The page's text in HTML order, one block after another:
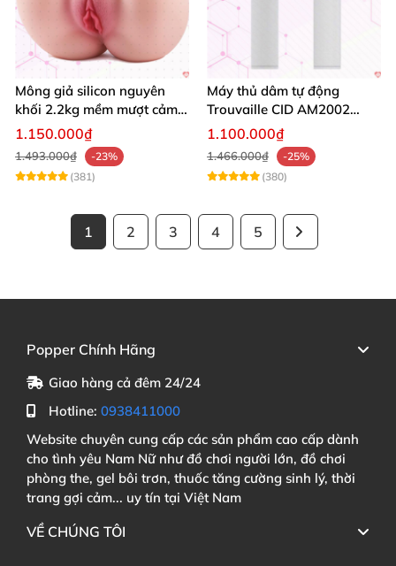
Mông giả silicon nguyên
khối 2.2kg mềm mượt cảm
giác thật
1.150.000₫
1.493.000₫
-23%
(381)
Máy thủ dâm tự động
Trouvaille CID AM2002
tăng khoái cảm nam
1.100.000₫
1.466.000₫
-25%
(380)
1 2 3 4 5
Popper Chính Hãng
Giao hàng cả đêm 24/24
Hotline: 0938411000
Website chuyên cung cấp các sản phẩm cao cấp dành
cho tình yêu Nam Nữ như đồ chơi người lớn, đồ chơi
phòng the, gel bôi trơn, thuốc tăng cường sinh lý, thời
trang gợi cảm... uy tín tại Việt Nam
VỀ CHÚNG TÔI